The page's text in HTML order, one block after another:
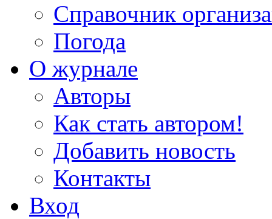
Справочник
Погода
О журнале
Авторы
Как стать автором!
Добавить новость
Контакты
Вход